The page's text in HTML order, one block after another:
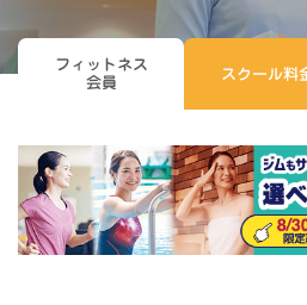
フィットネス
会員
スクール料